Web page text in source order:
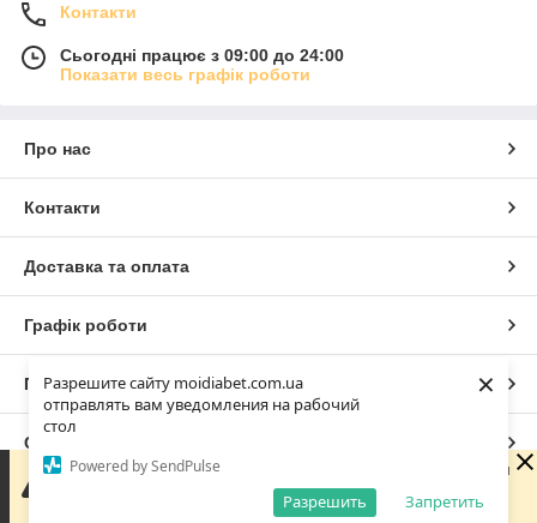
Разрешите сайту moidiabet.com.ua
отправлять вам уведомления на рабочий
стол
Powered by SendPulse
Запретить
Разрешить
×
Контакти
Сьогодні працює з 09:00 до 24:00
Показати весь графік роботи
Про нас
Контакти
Доставка та оплата
Графік роботи
Повна версія сайту
Сайт створено на маркетплейсі
Політика конфіденційності
Доброго дня 😊 Дякую, що написали нам! Зараз магазин
не працює, але ми обов'язково зв'яжемося з вами
найближчого робочого дня. Гарного дня!